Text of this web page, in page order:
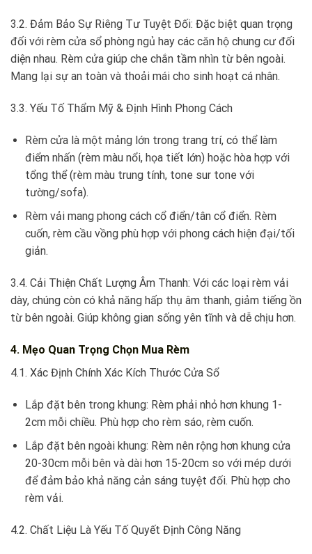
3.2. Đảm Bảo Sự Riêng Tư Tuyệt Đối: Đặc biệt quan trọng
đối với rèm cửa sổ phòng ngủ hay các căn hộ chung cư đối
diện nhau. Rèm cửa giúp che chắn tầm nhìn từ bên ngoài.
Mang lại sự an toàn và thoải mái cho sinh hoạt cá nhân.
3.3. Yếu Tố Thẩm Mỹ & Định Hình Phong Cách
Rèm cửa là một mảng lớn trong trang trí, có thể làm
điểm nhấn (rèm màu nổi, họa tiết lớn) hoặc hòa hợp với
tổng thể (rèm màu trung tính, tone sur tone với
tường/sofa).
Rèm vải mang phong cách cổ điển/tân cổ điển. Rèm
cuốn, rèm cầu vồng phù hợp với phong cách hiện đại/tối
giản.
3.4. Cải Thiện Chất Lượng Âm Thanh: Với các loại rèm vải
dày, chúng còn có khả năng hấp thụ âm thanh, giảm tiếng ồn
từ bên ngoài. Giúp không gian sống yên tĩnh và dễ chịu hơn.
4. Mẹo Quan Trọng Chọn Mua Rèm
4.1. Xác Định Chính Xác Kích Thước Cửa Sổ
Lắp đặt bên trong khung: Rèm phải nhỏ hơn khung 1-
2cm mỗi chiều. Phù hợp cho rèm sáo, rèm cuốn.
Lắp đặt bên ngoài khung: Rèm nên rộng hơn khung cửa
20-30cm mỗi bên và dài hơn 15-20cm so với mép dưới
để đảm bảo khả năng cản sáng tuyệt đối. Phù hợp cho
rèm vải.
4.2. Chất Liệu Là Yếu Tố Quyết Định Công Năng